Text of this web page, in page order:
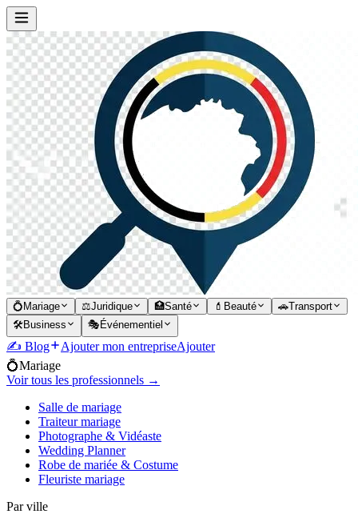
💍 Mariage ⚖️Juridique 🏥Santé 💄 Beauté 🚗Transport
🛠️Business 🎭 Événementiel
✍️ Blog Ajouter mon entrepriseAjouter
💍Mariage
Voir tous les professionnels →
Salle de mariage
Traiteur mariage
Photographe & Vidéaste
Wedding Planner
Robe de mariée & Costume
Fleuriste mariage
Par ville